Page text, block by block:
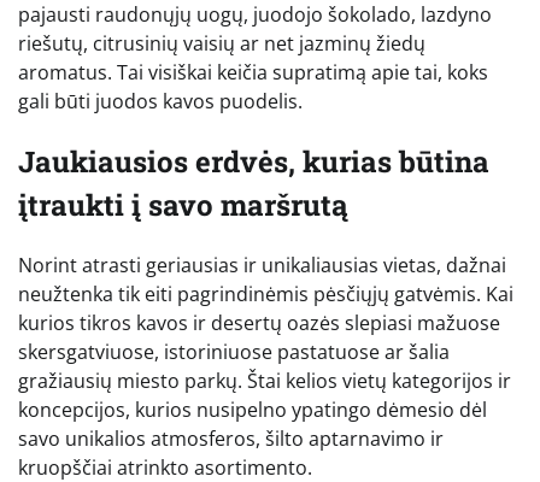
pajausti raudonųjų uogų, juodojo šokolado, lazdyno
riešutų, citrusinių vaisių ar net jazminų žiedų
aromatus. Tai visiškai keičia supratimą apie tai, koks
gali būti juodos kavos puodelis.
Jaukiausios erdvės, kurias būtina
įtraukti į savo maršrutą
Norint atrasti geriausias ir unikaliausias vietas, dažnai
neužtenka tik eiti pagrindinėmis pėsčiųjų gatvėmis. Kai
kurios tikros kavos ir desertų oazės slepiasi mažuose
skersgatviuose, istoriniuose pastatuose ar šalia
gražiausių miesto parkų. Štai kelios vietų kategorijos ir
koncepcijos, kurios nusipelno ypatingo dėmesio dėl
savo unikalios atmosferos, šilto aptarnavimo ir
kruopščiai atrinkto asortimento.